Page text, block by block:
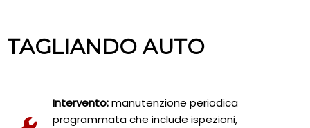
TAGLIANDO AUTO
Intervento:manutenzione periodica
programmata che include ispezioni,